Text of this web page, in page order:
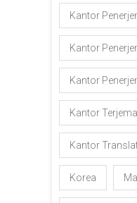
Kantor
Kantor
Kantor
Kantor
Kantor
Korea